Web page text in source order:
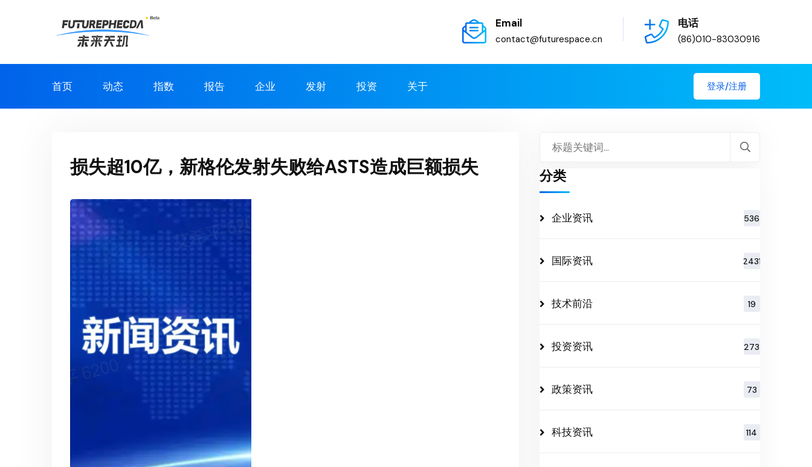
Email
contact@futurespace.cn
电话
(86)010-83030916
首页 动态 指数 报告 企业 发射 投资 关于 登录/注册
损失超10亿，新格伦发射失败给ASTS造成巨额损失 分类
企业资讯 536
国际资讯 2431
技术前沿 19
投资资讯 273
政策资讯 73
科技资讯 114